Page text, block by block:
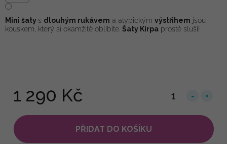
1 290 Kč
PŘIDAT DO KOŠÍKU
Mini šaty s dlouhým rukávem a atypickým výstřihem jsou
kouskem, který si okamžitě oblíbíte. Šaty Kirpa prostě sluší!